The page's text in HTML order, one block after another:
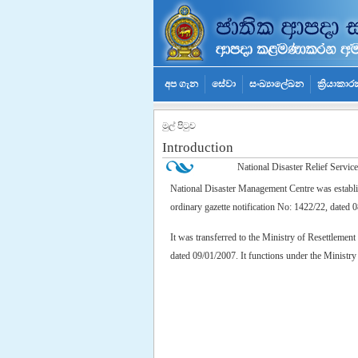
අප ගැන සේවා සංඛ්‍යාලේඛන
මුල් පිටුව
Introduction
National Disaster Relief
National Disaster Management Centre was
ordinary gazette notification No: 1422/22, dated
It was transferred to the Ministry of
dated 09/01/2007. It functions under the